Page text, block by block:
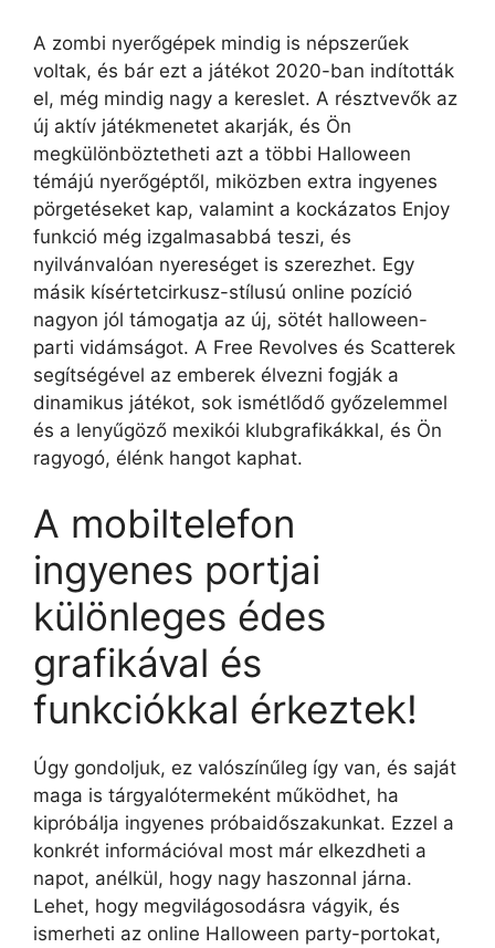
A zombi nyerőgépek mindig is népszerűek
voltak, és bár ezt a játékot 2020-ban indították
el, még mindig nagy a kereslet. A résztvevők az
új aktív játékmenetet akarják, és Ön
megkülönböztetheti azt a többi Halloween
témájú nyerőgéptől, miközben extra ingyenes
pörgetéseket kap, valamint a kockázatos Enjoy
funkció még izgalmasabbá teszi, és
nyilvánvalóan nyereséget is szerezhet. Egy
másik kísértetcirkusz-stílusú online pozíció
nagyon jól támogatja az új, sötét halloween-
parti vidámságot. A Free Revolves és Scatterek
segítségével az emberek élvezni fogják a
dinamikus játékot, sok ismétlődő győzelemmel
és a lenyűgöző mexikói klubgrafikákkal, és Ön
ragyogó, élénk hangot kaphat.
A mobiltelefon
ingyenes portjai
különleges édes
grafikával és
funkciókkal érkeztek!
Úgy gondoljuk, ez valószínűleg így van, és saját
maga is tárgyalótermeként működhet, ha
kipróbálja ingyenes próbaidőszakunkat. Ezzel a
konkrét információval most már elkezdheti a
napot, anélkül, hogy nagy haszonnal járna.
Lehet, hogy megvilágosodásra vágyik, és
ismerheti az online Halloween party-portokat,